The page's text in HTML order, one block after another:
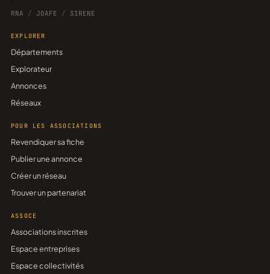
RNA / JOAFE / SIRENE
EXPLORER
Départements
Explorateur
Annonces
Réseaux
POUR LES ASSOCIATIONS
Revendiquer sa fiche
Publier une annonce
Créer un réseau
Trouver un partenariat
ASSOCE
Associations inscrites
Espace entreprises
Espace collectivités